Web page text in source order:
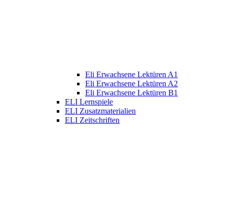
Eli Erwachsene Lektüren A1
Eli Erwachsene Lektüren A2
Eli Erwachsene Lektüren B1
ELI Lernspiele
ELI Zusatzmaterialien
ELI Zeitschriften